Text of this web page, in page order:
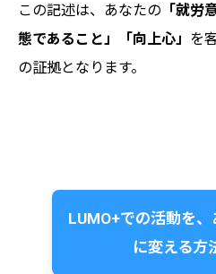
この記述は、あなたの 「就労
態であること」「向上心」 を
の証拠となります。
LUMO+での活動を、
に変える方